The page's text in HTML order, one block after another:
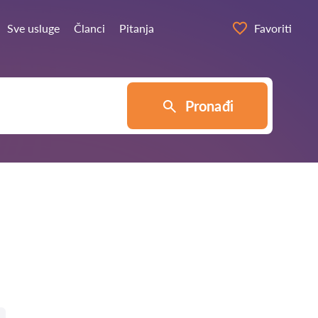
Sve usluge Članci Pitanja Favoriti
Pronađi